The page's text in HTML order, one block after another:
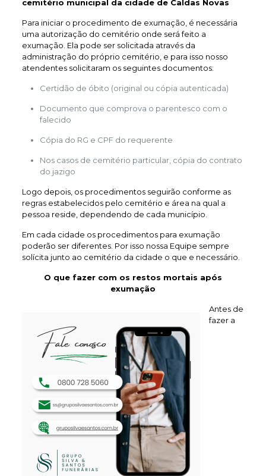
cemitério municipal da cidade de Caldas Novas
Para iniciar o procedimento de exumação, é necessária
uma autorização do cemitério onde será feito a
exumação. Ela pode ser solicitada através da
administração do próprio cemitério, e para isso nosso
atendentes solicitaram os seguintes documentos:
Certidão de óbito (original ou cópia autenticada)
Documento que comprova o parentesco com o
falecido
Cópia do RG e CPF do requerente
Nos casos de cemitério particular, cópia do contrato
do jazigo
Logo depois, os procedimentos seguirão conforme as
regras estabelecidos pelo cemitério e área na qual a
pessoa reside, dependendo de cada município.
Em cada cidade os procedimentos para exumação
poderão ser diferentes. Por isso nossa Equipe sempre
solícita junto ao cemitério da cidade o que e necessário.
O que fazer com os restos mortais após
exumação
Antes de
fazer a